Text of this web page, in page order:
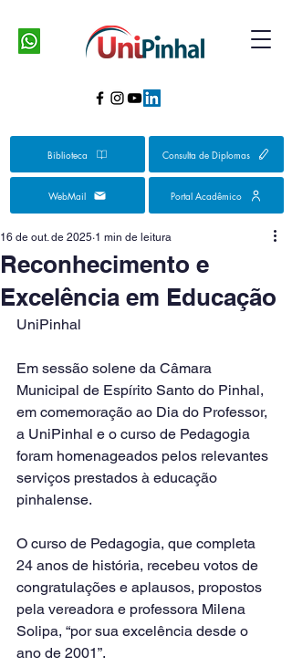
Biblioteca Consulta de Diplomas
WebMail Portal Acadêmico
Reconhecimento e
Excelência em Educação
16 de out. de 2025 1 min de leitura
UniPinhal
Em sessão solene da Câmara
Municipal de Espírito Santo do Pinhal,
em comemoração ao Dia do Professor,
a UniPinhal e o curso de Pedagogia
foram homenageados pelos relevantes
serviços prestados à educação
pinhalense.
O curso de Pedagogia, que completa
24 anos de história, recebeu votos de
congratulações e aplausos, propostos
pela vereadora e professora Milena
Solipa, “por sua excelência desde o
ano de 2001”.